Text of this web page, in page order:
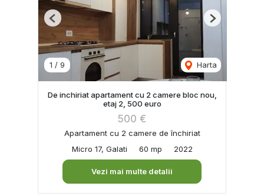
1 / 9 Harta
Previous Next
De inchiriat apartament cu 2 camere bloc nou,
etaj 2, 500 euro
500 €
Apartament cu 2 camere de închiriat
Micro 17, Galati
60 mp 2022
Vezi mai multe detalii